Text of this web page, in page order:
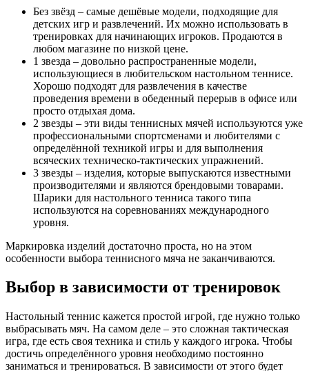
Без звёзд – самые дешёвые модели, подходящие для
детских игр и развлечений. Их можно использовать в
тренировках для начинающих игроков. Продаются в
любом магазине по низкой цене.
1 звезда – довольно распространенные модели,
использующиеся в любительском настольном теннисе.
Хорошо подходят для развлечения в качестве
проведения времени в обеденный перерыв в офисе или
просто отдыхая дома.
2 звезды – эти виды теннисных мячей используются уже
профессиональными спортсменами и любителями с
определённой техникой игры и для выполнения
всяческих техническо-тактических упражнений.
3 звезды – изделия, которые выпускаются известными
производителями и являются брендовыми товарами.
Шарики для настольного тенниса такого типа
используются на соревнованиях международного
уровня.
Маркировка изделий достаточно проста, но на этом
особенности выбора теннисного мяча не заканчиваются.
Выбор в зависимости от тренировок
Настольный теннис кажется простой игрой, где нужно только
выбрасывать мяч. На самом деле – это сложная тактическая
игра, где есть своя техника и стиль у каждого игрока. Чтобы
достичь определённого уровня необходимо постоянно
заниматься и тренироваться. В зависимости от этого будет